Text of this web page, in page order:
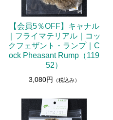
【会員5％OFF】キャナル
｜フライマテリアル｜コッ
クフェザント・ランプ｜C
ock Pheasant Rump（119
52）
3,080円 （税込み）